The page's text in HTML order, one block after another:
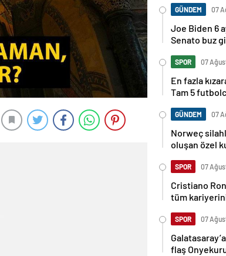
GÜNDEM 07
Joe Biden 6
Senato buz
SPOR 07
En fazla
Tam 5
GÜNDEM 07
Norweç
oluşan özel
SPOR 07
Cristiano
tüm
SPOR 07
flaş